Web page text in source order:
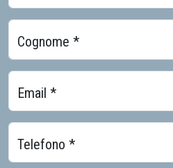
Cognome *
Email *
Telefono *